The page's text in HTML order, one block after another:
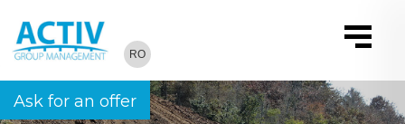
RO
Ask for an offer